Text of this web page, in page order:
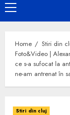
Primary
Menu
Home
Stiri din
Foto&Video |
ce s-a sufocat la
ne-am antrenat în
Stiri din cluj